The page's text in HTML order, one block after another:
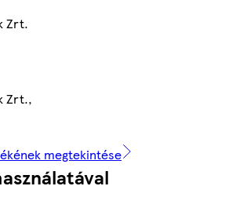
Zrt.
Zrt.,
megtekintése